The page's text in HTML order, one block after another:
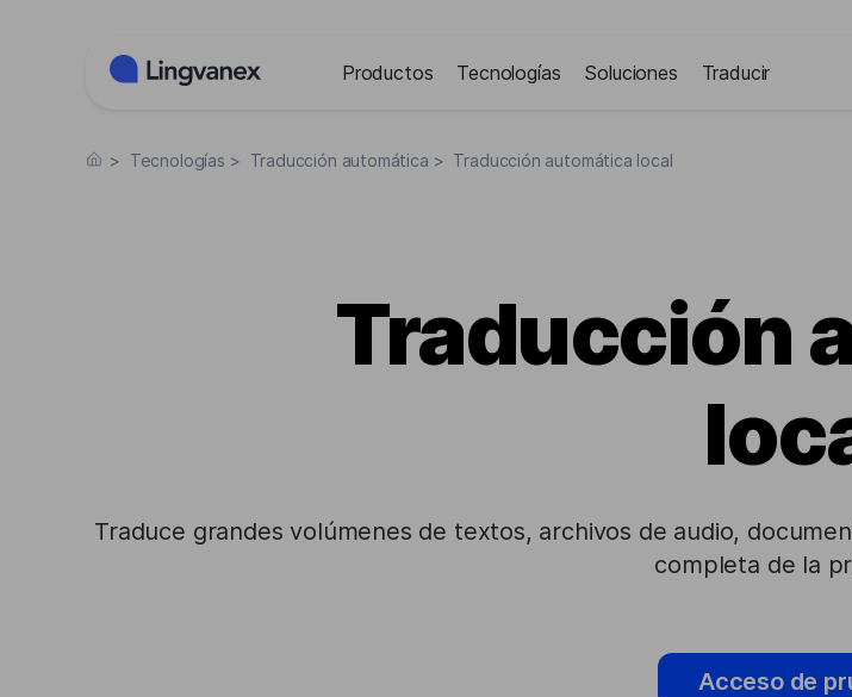
Productos Tecnologías Soluciones Traducir
> Tecnologías > Traducción automática > Traducción automática local
Traducción
Traduce grandes volúmenes de textos, archivos de audio,
completa de la
Acceso de